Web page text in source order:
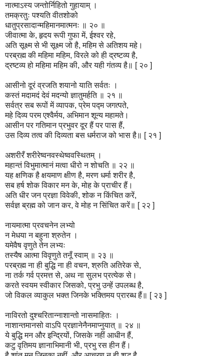
नात्माऽस्य जन्तोर्निहितो गुहायाम् ।
तमक्रतुः पश्यति वीतशोको
धातुप्रसादान्महिमानमात्मनः ॥ २० ॥
जीवात्मा के, हृदय रूपी गुफा में, ईश्वर रहे,
अति सूक्ष्म से भी सूक्ष्म जो है, महिम से अतिशय महे।
परब्रह्म की महिमा महिम, विरले को ही द्रष्टव्य है,
द्रष्टव्य हो महिमा महिम की, और यही गंतव्य है॥ [ २० ]
आसीनो दूरं व्रजति शयानो याति सर्वतः ।
कस्तं मदामदं देवं मदन्यो ज्ञातुमर्हति ॥ २१ ॥
सर्वत्र सब रूपों में व्यापक, प्रेम पद्म जगत्पते,
महे दिव्य परम एश्वैर्मय, अभिमान शून्य महामते।
आसीन पर गतिमान प्रभुवर दूर हैं पर पास हैं,
उस दिव्य तत्व की दिव्यता बस धर्मराज को भास है॥ [ २१ ]
अशरीरँ शरीरेष्वनवस्थेष्ववस्थितम् ।
महान्तं विभुमात्मानं मत्वा धीरो न शोचति ॥ २२ ॥
यह क्षणिक है क्षयमाण क्षीण है, मरण धर्मा शरीर है,
सब हर्ष शोक विकार मन के, मोह के प्राचीर हैं।
अति धीर जन प्रज्ञा विवेकी, शोक न किंचित करें,
सर्वज्ञ ब्रह्म को जान कर, वे मोह न सिंचित करें॥ [ २२ ]
नायमात्मा प्रवचनेन लभ्यो
न मेधया न बहुना श्रुतेन ।
यमेवैष वृणुते तेन लभ्यः
तस्यैष आत्मा विवृणुते तनूँ स्वाम् ॥ २३ ॥
परब्रह्म ना ही बुद्धि ना ही वचन, श्रुति अतिरेक से,
ना तर्क गर्व प्रमत्त से, अथ ना सुलभ प्रत्येक से।
करते स्वयम स्वीकार जिसको, प्रभु उन्हें उपलब्ध है,
जो विकल व्याकुल भक्त जिनके भक्तिमय प्रारब्ध हैं॥ [ २३ ]
नाविरतो दुश्चरितान्नाशान्तो नासमाहितः ।
नाशान्तमानसो वाऽपि प्रज्ञानेनैनमाप्नुयात् ॥ २४ ॥
ये बुद्धि मन और इन्द्रियों, जिसके नहीं आधीन हैं,
कटु वृतिमय ज्ञानाभिमानी भी, प्रभु रस हीन हैं।